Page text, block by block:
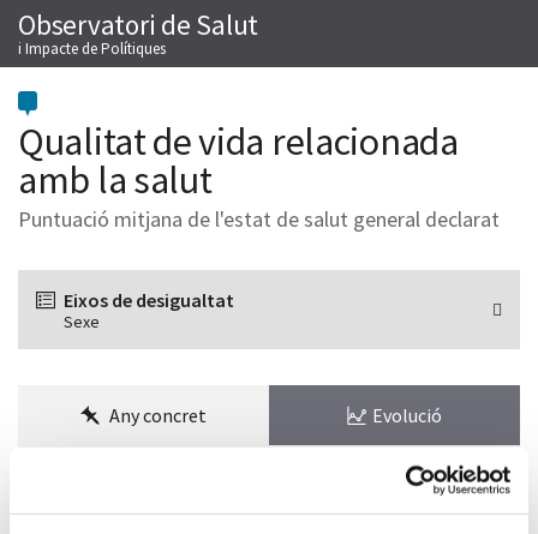
Salta
al
contingut
Observatori de Salut
i Impacte de Polítiques
Qualitat de vida relacionada
amb la salut
Puntuació mitjana de l'estat de salut general declarat
Eixos de desigualtat
Sexe
Any concret Evolució
l’any